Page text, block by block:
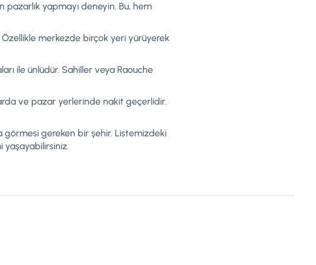
yapmayı deneyin. Bu, hem
merkezde birçok yeri yürüyerek
ile ünlüdür. Sahiller veya Raouche
ve pazar yerlerinde nakit geçerlidir.
görmesi gereken bir şehir. Listemizdeki
yaşayabilirsiniz.